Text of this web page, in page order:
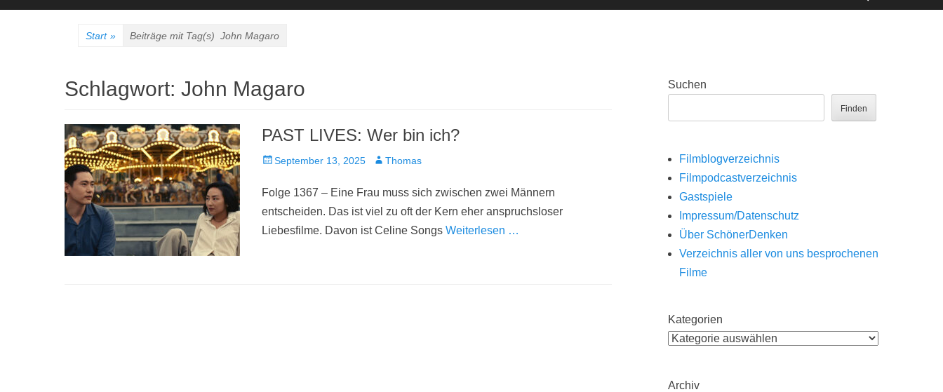
Start » Beiträge mit Tag(s) John Magaro
Schlagwort: John Magaro
PAST LIVES: Wer bin ich?
Veröffentlicht
September 13, 2025 AutorThomas
Folge 1367 – Eine Frau muss sich zwischen zwei Männern
entscheiden. Das ist viel zu oft der Kern eher anspruchsloser
Liebesfilme. Davon ist Celine Songs Weiterlesen …
Suchen
Finden
Filmblogverzeichnis
Filmpodcastverzeichnis
Gastspiele
Impressum/Datenschutz
Über SchönerDenken
Verzeichnis aller von uns besprochenen
Filme
Kategorien
Archiv